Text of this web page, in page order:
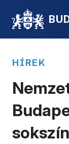
HÍREK